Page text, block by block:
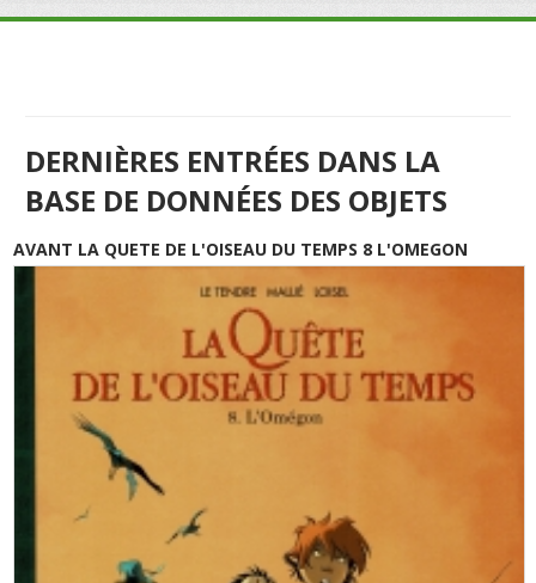
DERNIÈRES ENTRÉES DANS LA
BASE DE DONNÉES DES OBJETS
AVANT LA QUETE DE L'OISEAU DU TEMPS 8 L'OMEGON